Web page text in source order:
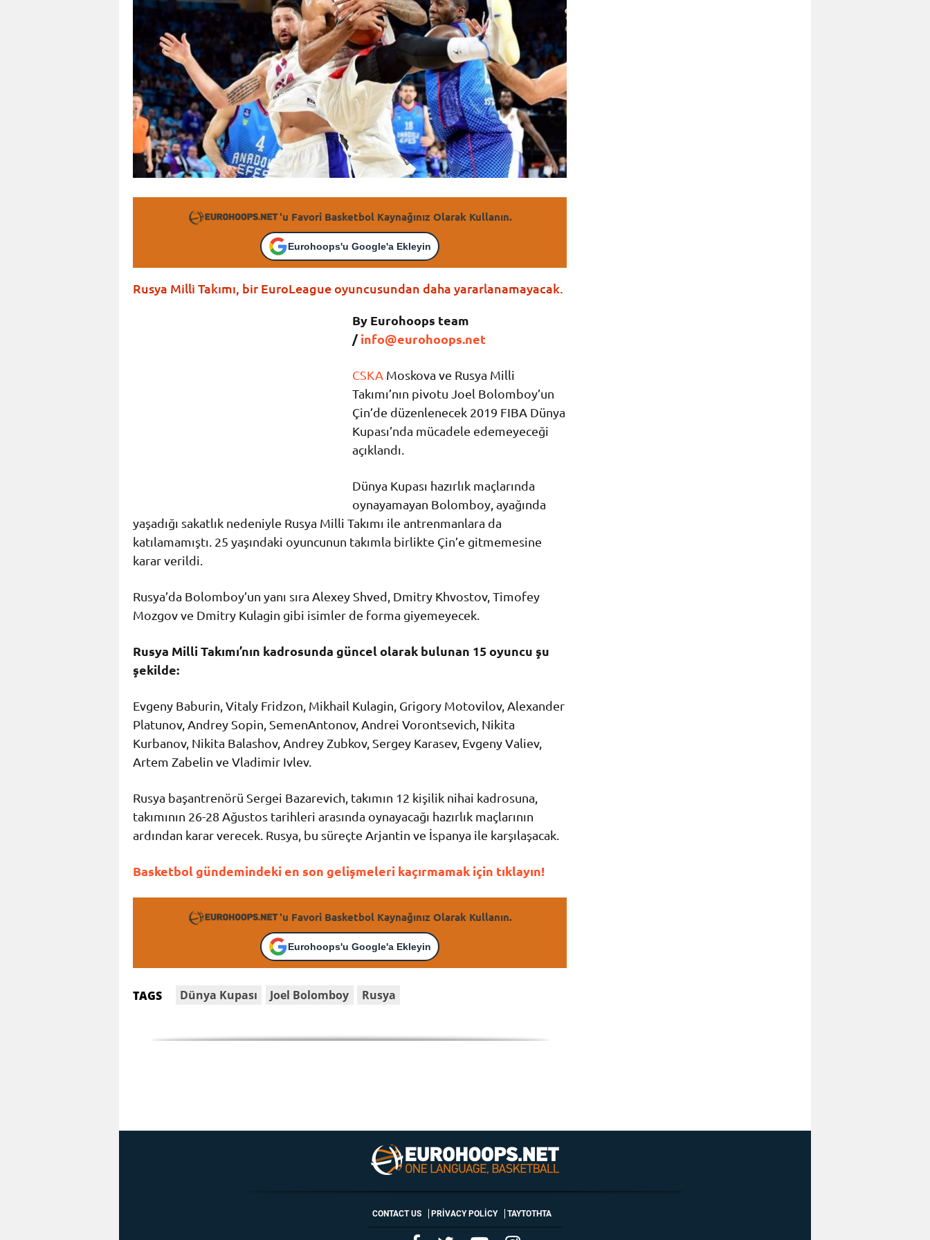
'u Favori Basketbol Kaynağınız Olarak Kullanın.
Eurohoops'u Google'a Ekleyin
Rusya Milli Takımı, bir EuroLeague oyuncusundan daha yararlanamayacak.
By Eurohoops team
/info@eurohoops.net
CSKA Moskova ve Rusya Milli
Takımı’nın pivotu Joel Bolomboy’un
Çin’de düzenlenecek 2019 FIBA Dünya
Kupası’nda mücadele edemeyeceği
açıklandı.
Dünya Kupası hazırlık maçlarında
oynayamayan Bolomboy, ayağında
yaşadığı sakatlık nedeniyle Rusya Milli Takımı ile antrenmanlara da
katılamamıştı. 25 yaşındaki oyuncunun takımla birlikte Çin’e gitmemesine
karar verildi.
Rusya’da Bolomboy’un yanı sıra Alexey Shved, Dmitry Khvostov, Timofey
Mozgov ve Dmitry Kulagin gibi isimler de forma giyemeyecek.
Rusya Milli Takımı’nın kadrosunda güncel olarak bulunan 15 oyuncu şu
şekilde:
Evgeny Baburin, Vitaly Fridzon, Mikhail Kulagin, Grigory Motovilov, Alexander
Platunov, Andrey Sopin, SemenAntonov, Andrei Vorontsevich, Nikita
Kurbanov, Nikita Balashov, Andrey Zubkov, Sergey Karasev, Evgeny Valiev,
Artem Zabelin ve Vladimir Ivlev.
Rusya başantrenörü Sergei Bazarevich, takımın 12 kişilik nihai kadrosuna,
takımının 26-28 Ağustos tarihleri arasında oynayacağı hazırlık maçlarının
ardından karar verecek. Rusya, bu süreçte Arjantin ve İspanya ile karşılaşacak.
Basketbol gündemindeki en son gelişmeleri kaçırmamak için tıklayın!
'u Favori Basketbol Kaynağınız Olarak Kullanın.
Eurohoops'u Google'a Ekleyin
TAGS Dünya Kupası Joel Bolomboy Rusya
CONTACT US PRIVACY POLICY ΤΑΥΤΟΤΗΤΑ